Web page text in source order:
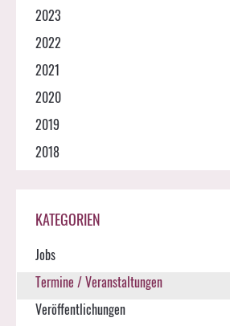
2023
2022
2021
2020
2019
2018
KATEGORIEN
Jobs
Termine / Veranstaltungen
Veröffentlichungen